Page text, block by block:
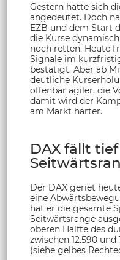
Gestern hatte sich
angedeutet. Doch
EZB und dem Start
die Kurse
noch retten. Heute
Signale im
bestätigt. Aber ab
deutliche
offenbar agiler, die
damit wird der
am Markt härter.
DAX fällt
Der DAX geriet
eine
hat er die gesamte
Seitwärtsrange
oberen Hälfte des
zwischen 12.590
(siehe gelbes